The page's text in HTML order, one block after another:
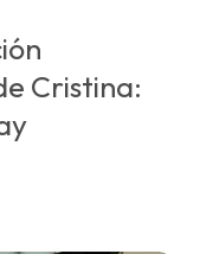
Cristina: